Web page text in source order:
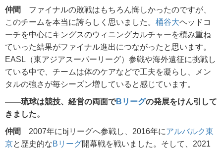
仲間
ファイナルの敗戦はもちろん悔しかったのですが、
このチームを本当に誇らしく思いました。 桶谷大ヘッドコ
ーチを中心にキングスのウィニングカルチャーを積み重ね
ていった結果がファイナル進出につながったと思います。
EASL（東アジアスーパーリーグ）参戦や海外遠征に挑戦し
ている中で、チームは体のケアなどで工夫を凝らし、メン
タルの強さが毎シーズン増していると感じています。
――琉球は競技、経営の両面でBリーグの発展をけん引して
きました。
仲間 2007年にbjリーグへ参戦し、2016年にアルバルク東
京と歴史的なBリーグ開幕戦を戦いました。そして、2021